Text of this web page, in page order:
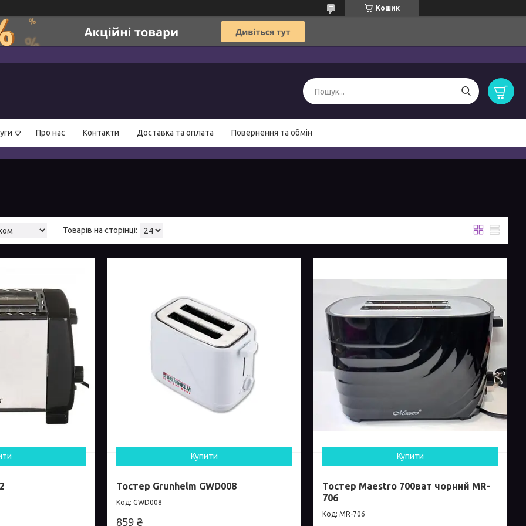
Кошик
Про нас Контакти Доставка та оплата Повернення та обмін
Купити
Тостер Grunhelm GWD008
GWD008
859 ₴
Купити
Тостер Maestro 700ват чорний MR-
706
MR-706